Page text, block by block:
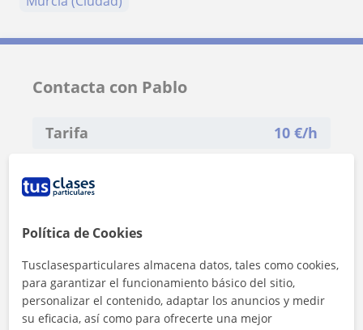
Contacta con Pablo
Tarifa 10 €/h
Política de Cookies
Tusclasesparticulares almacena datos, tales como cookies,
para garantizar el funcionamiento básico del sitio,
personalizar el contenido, adaptar los anuncios y medir
su eficacia, así como para ofrecerte una mejor